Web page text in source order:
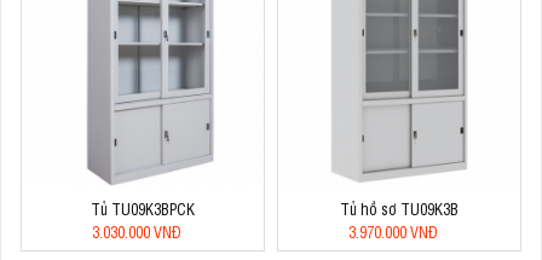
Tủ TU09K3BPCK
3.030.000 VNĐ
Tủ hồ sơ TU09K3B
3.970.000 VNĐ